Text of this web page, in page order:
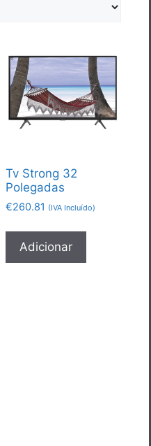
Tv Strong 32
Polegadas
€260.81 (IVA Incluído)
Adicionar